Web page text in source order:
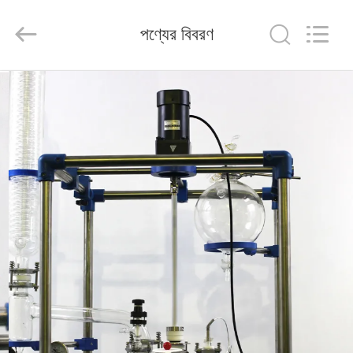
বাড়ি
পণ্য
আমাদের
সম্পর্কে
কারখানা
ভ্রমণ
মান
Chemglass
Co.,Ltd.
পণ্যের বিবরণ